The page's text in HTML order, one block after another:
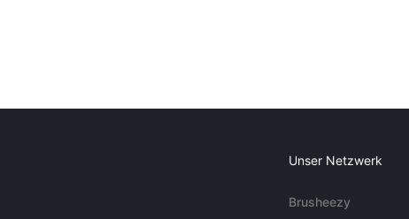
Unser Netzwerk
Brusheezy